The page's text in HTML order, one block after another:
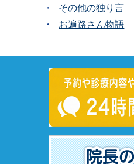
その他の独り言
お遍路さん物語